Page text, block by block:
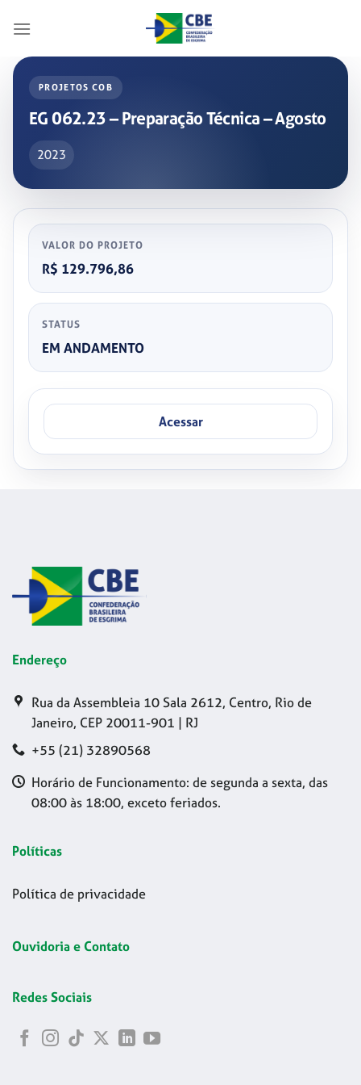
PROJETOS COB
EG 062.23 – Preparação Técnica – Agosto
2023
VALOR DO PROJETO
R$ 129.796,86
STATUS
EM ANDAMENTO
Acessar
Endereço
Rua da Assembleia 10 Sala 2612, Centro, Rio de
Janeiro, CEP 20011-901 | RJ
+55 (21) 32890568
Horário de Funcionamento: de segunda a sexta, das
08:00 às 18:00, exceto feriados.
Políticas
Política de privacidade
Ouvidoria e Contato
Redes Sociais